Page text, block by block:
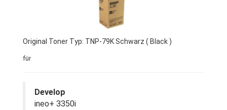
Original Toner Typ: TNP-79K Schwarz ( Black )
für
Develop
ineo+ 3350i